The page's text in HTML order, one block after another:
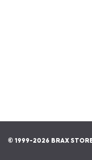
© 1999-2026 BRAX